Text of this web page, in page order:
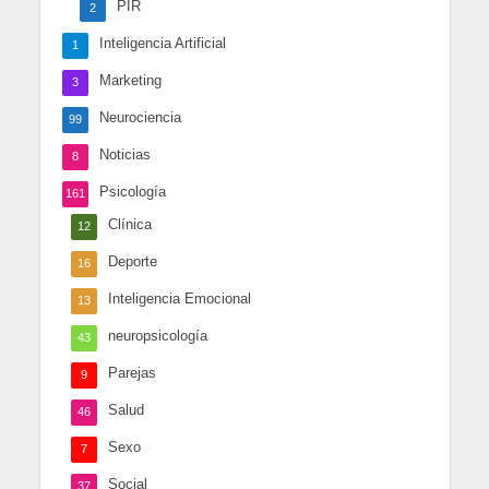
PIR
2
Inteligencia Artificial
1
Marketing
3
Neurociencia
99
Noticias
8
Psicología
161
Clínica
12
Deporte
16
Inteligencia Emocional
13
neuropsicología
43
Parejas
9
Salud
46
Sexo
7
Social
37